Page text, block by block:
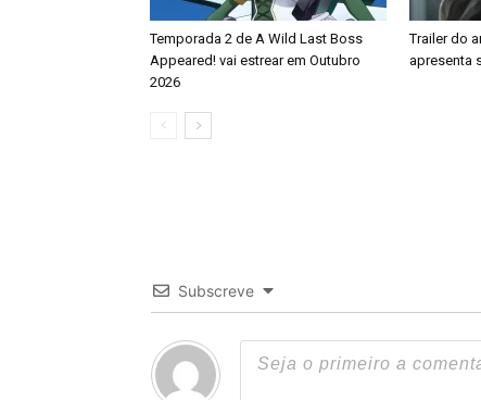
Temporada 2 de A Wild Last Boss
Appeared! vai estrear em Outubro
2026
Trailer do
apresenta
Subscreve